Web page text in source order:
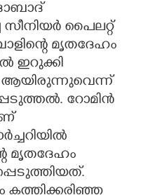
സീനിയർ പൈലറ്റ്
മൃതദേഹം
ഇറുക്കി
ആയിരുന്നുവെന്ന്
റോമിൻ
മൃതദേഹം